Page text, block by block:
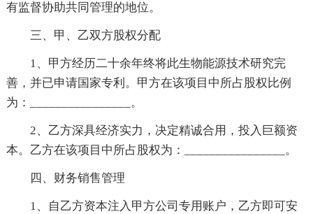
有监督协助共同管理的地位。
三、甲、乙双方股权分配
1、甲方经历二十余年终将此生物能源技术研究完
善，并已申请国家专利。甲方在该项目中所占股权比例
为：________________。
2、乙方深具经济实力，决定精诚合用，投入巨额资
本。乙方在该项目中所占股权为：________________。
四、财务销售管理
1、自乙方资本注入甲方公司专用账户，乙方即可安